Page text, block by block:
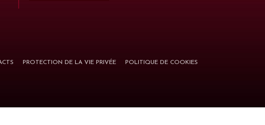
PROTECTION DE LA VIE PRIVÉE POLITIQUE DE COOKIES